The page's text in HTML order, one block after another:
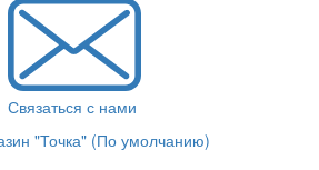
Связаться с нами